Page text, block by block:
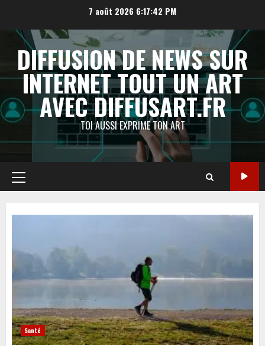
contenu
7 août 2026 6:17:43 PM
DIFFUSION DE NEWS SUR
INTERNET TOUT UN ART
AVEC DIFFUSART.FR
TOI AUSSI EXPRIME TON ART
Menu
principal
Santé